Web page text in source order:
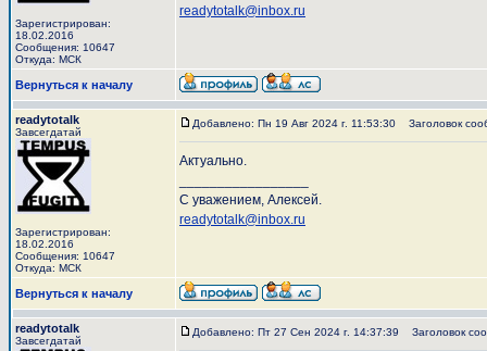
Зарегистрирован:
18.02.2016
Сообщения: 10647
Откуда: МСК
readytotalk@inbox.ru
Вернуться к началу
readytotalk
Завсегдатай
Зарегистрирован:
18.02.2016
Сообщения: 10647
Откуда: МСК
Добавлено: Пн 19 Авг 2024 г. 11:53:30 Заголовок
Актуально.
С уважением, Алексей.
readytotalk@inbox.ru
Вернуться к началу
readytotalk
Завсегдатай
Добавлено: Пт 27 Сен 2024 г. 14:37:39 Заголовок